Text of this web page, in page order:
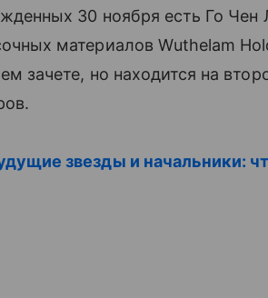
30 ноября есть Го Чен
материалов Wuthelam
зачете, но находится на
звезды и начальники: